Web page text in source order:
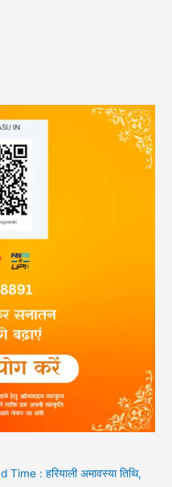
: हरियाली अमावस्या तिथि,